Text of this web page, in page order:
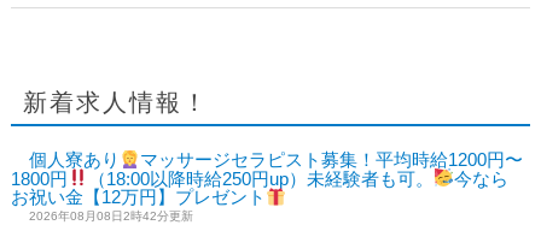
新着求人情報！
個人寮あり
マッサージセラピスト募集！平均時給1200円〜
1800円
（18:00以降時給250円up）未経験者も可。
今なら
お祝い金【12万円】プレゼント
2026年08月08日2時42分更新